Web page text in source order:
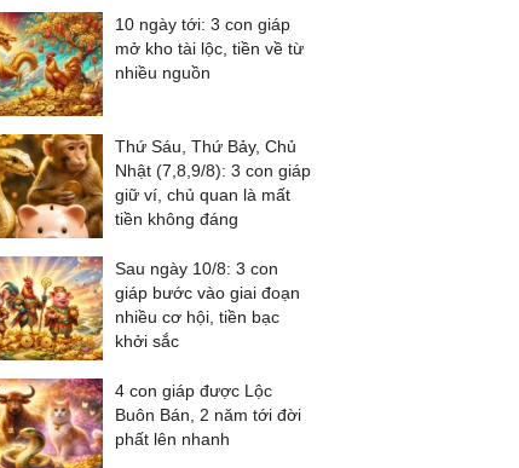
10 ngày tới: 3 con giáp
mở kho tài lộc, tiền về từ
nhiều nguồn
Thứ Sáu, Thứ Bảy, Chủ
Nhật (7,8,9/8): 3 con giáp
giữ ví, chủ quan là mất
tiền không đáng
Sau ngày 10/8: 3 con
giáp bước vào giai đoạn
nhiều cơ hội, tiền bạc
khởi sắc
4 con giáp được Lộc
Buôn Bán, 2 năm tới đời
phất lên nhanh